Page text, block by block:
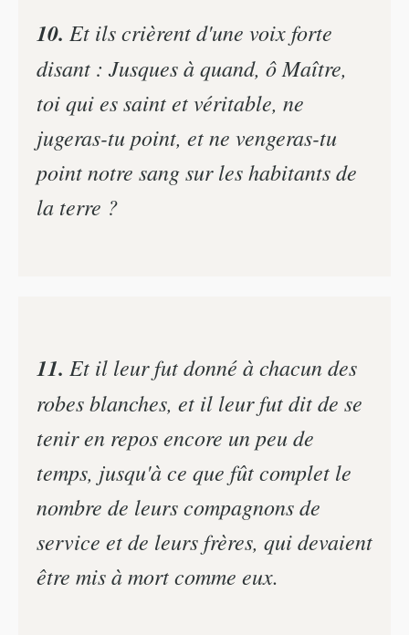
10. Et ils crièrent d'une voix forte
disant : Jusques à quand, ô Maître,
toi qui es saint et véritable, ne
jugeras-tu point, et ne vengeras-tu
point notre sang sur les habitants de
la terre ?
11. Et il leur fut donné à chacun des
robes blanches, et il leur fut dit de se
tenir en repos encore un peu de
temps, jusqu'à ce que fût complet le
nombre de leurs compagnons de
service et de leurs frères, qui devaient
être mis à mort comme eux.